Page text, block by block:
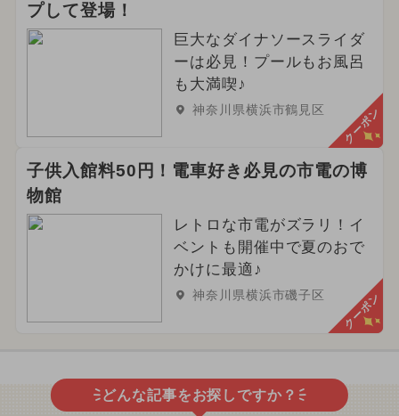
プして登場！
巨大なダイナソースライダ
ーは必見！プールもお風呂
も大満喫♪
神奈川県横浜市鶴見区 クーポン
子供入館料50円！電車好き必見の市電の博
物館
レトロな市電がズラリ！イ
ベントも開催中で夏のおで
かけに最適♪
神奈川県横浜市磯子区 クーポン
どんな記事をお探しですか？